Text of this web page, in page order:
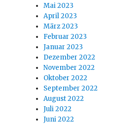
Mai 2023
April 2023
März 2023
Februar 2023
Januar 2023
Dezember 2022
November 2022
Oktober 2022
September 2022
August 2022
Juli 2022
Juni 2022